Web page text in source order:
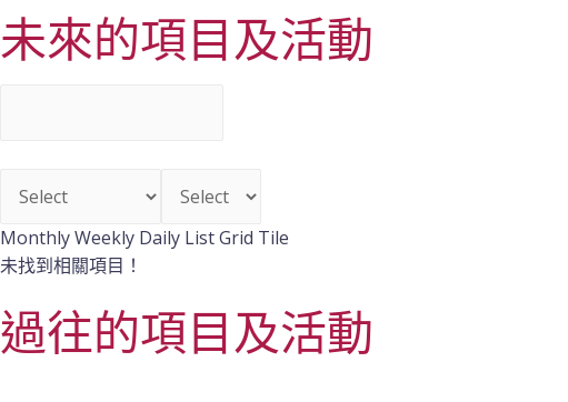
未來的項目及活動
Monthly Weekly Daily List Grid Tile
未找到相關項目！
過往的項目及活動